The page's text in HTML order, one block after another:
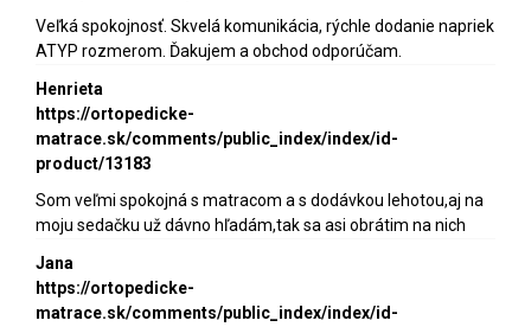
Veľká spokojnosť. Skvelá komunikácia, rýchle dodanie napriek
ATYP rozmerom. Ďakujem a obchod odporúčam.
Henrieta
https://ortopedicke-
matrace.sk/comments/public_index/index/id-
product/13183
Som veľmi spokojná s matracom a s dodávkou lehotou,aj na
moju sedačku už dávno hľadám,tak sa asi obrátim na nich
Jana
https://ortopedicke-
matrace.sk/comments/public_index/index/id-